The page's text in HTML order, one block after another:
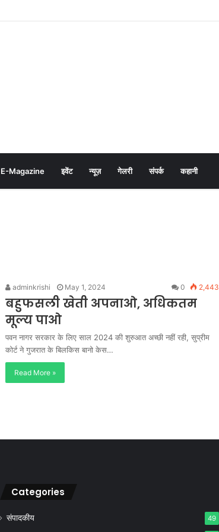
E-Magazine इवेंट न्यूज़ गेलरी संपर्क कहानी
adminkrishi May 1, 2024 0 2,443
बहुफसली खेती अपनाओ, अधिकतम
मूल्य पाओ
पवन नागर सरकार के लिए साल 2024 की शुरुआत अच्छी नहीं रही, सुप्रीम
कोर्ट ने गुजरात के बिलकिस बानो केस…
Read More »
Categories
संपादकीय 49